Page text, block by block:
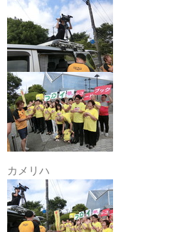
カメリハ